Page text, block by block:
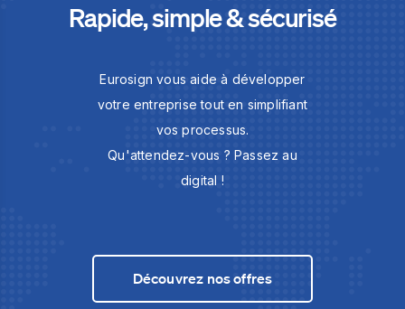
Rapide, simple & sécurisé
Eurosign vous aide à développer
votre entreprise tout en simplifiant
vos processus.
Qu'attendez-vous ? Passez au
digital !
Découvrez nos offres